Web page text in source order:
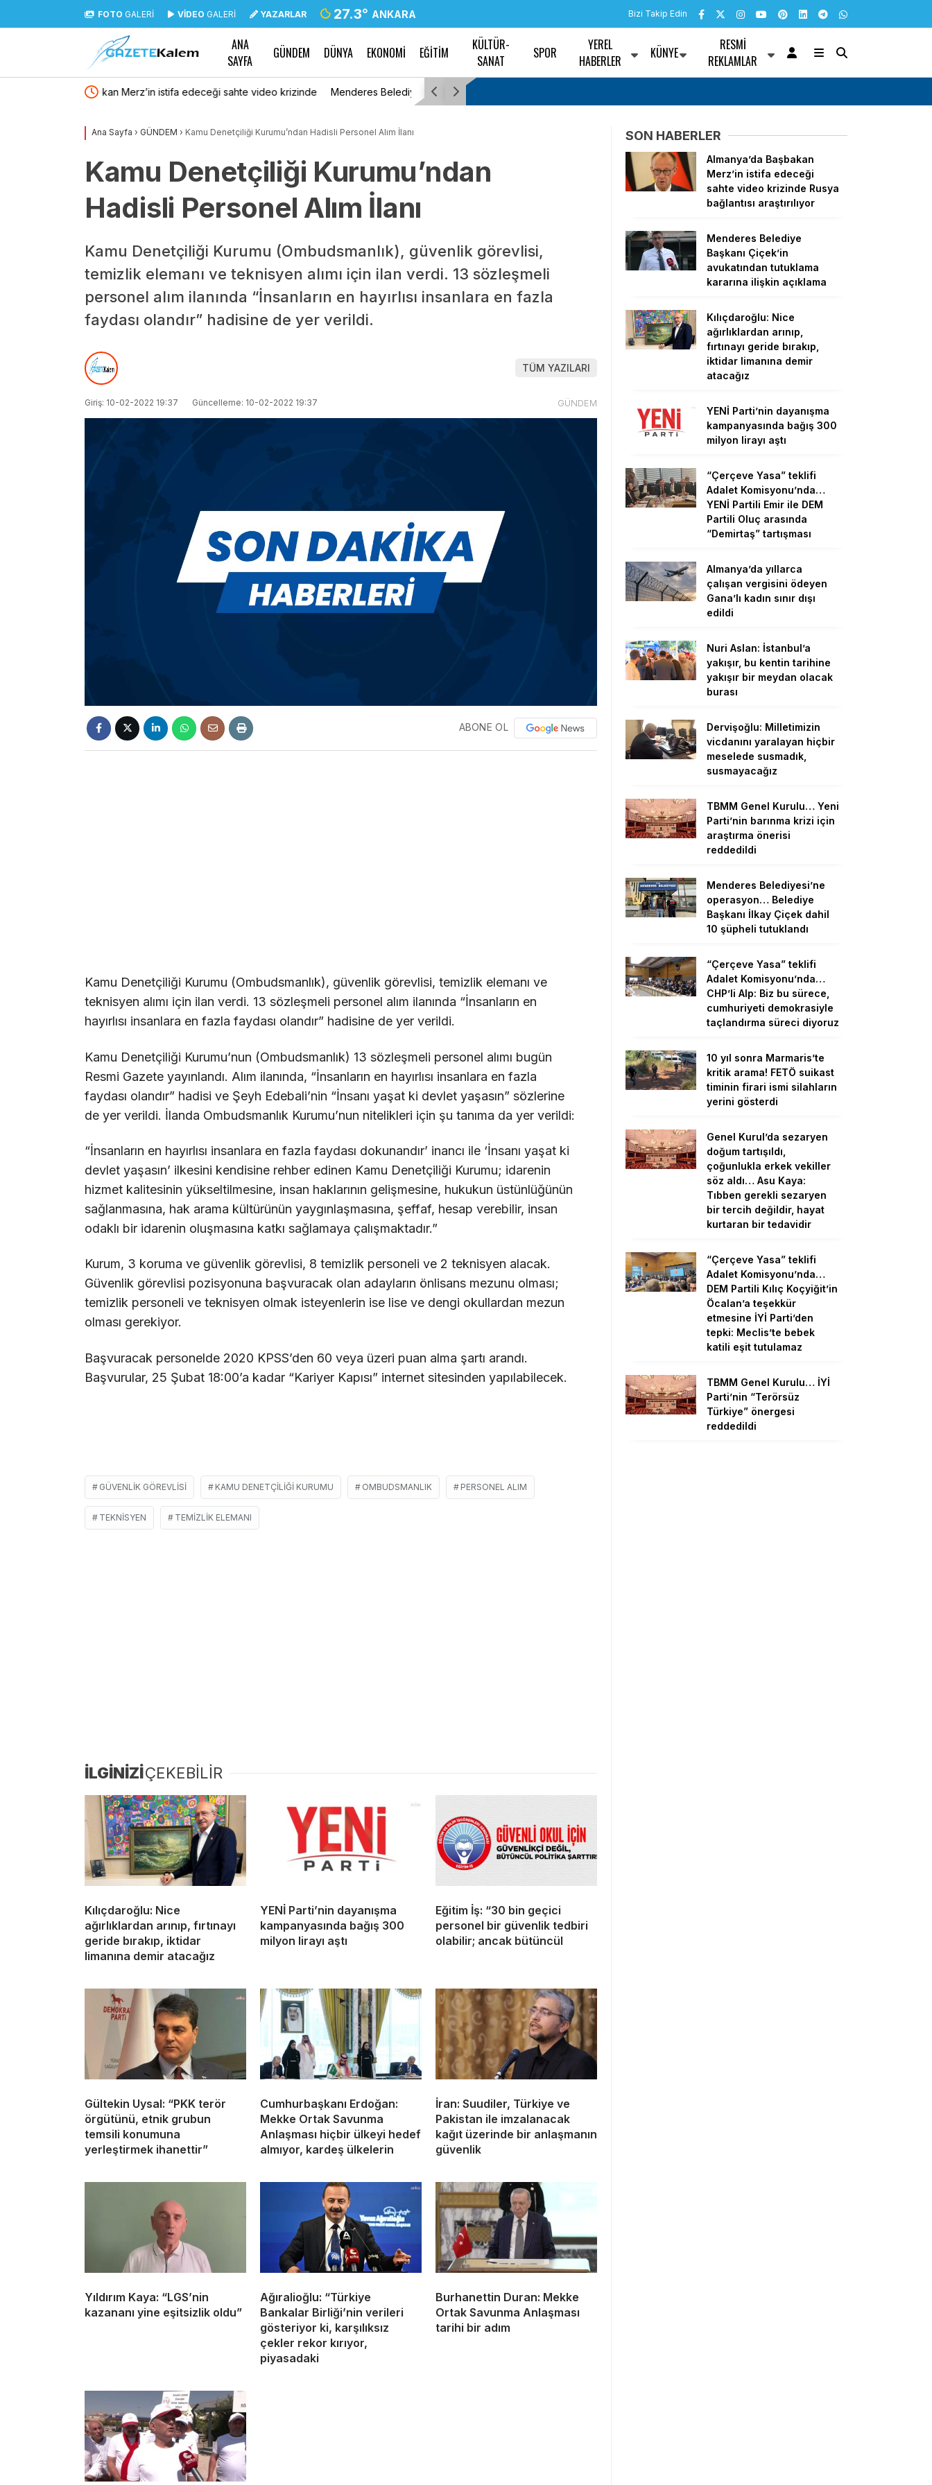
FOTO GALERİ VİDEO GALERİ YAZARLAR 27.3° ANKARA Bizi Takip Edin
ANA
SAYFA
GÜNDEM DÜNYA EKONOMİ EĞİTİM
KÜLTÜR-
SANAT
SPOR
YEREL
HABERLER
KÜNYE
RESMI
REKLAMLAR
video krizinde Menderes Belediye Başkanı Çiçek’in avukatından tutuklama Kılıçdaroğlu: Nice ağırlıklardan arınıp, fırtınayı geride bırakıp, iktidar
Ana Sayfa › GÜNDEM › Kamu Denetçiliği Kurumu’ndan Hadisli Personel Alım İlanı
Kamu Denetçiliği Kurumu’ndan
Hadisli Personel Alım İlanı
Kamu Denetçiliği Kurumu (Ombudsmanlık), güvenlik görevlisi,
temizlik elemanı ve teknisyen alımı için ilan verdi. 13 sözleşmeli
personel alım ilanında “İnsanların en hayırlısı insanlara en fazla
faydası olandır” hadisine de yer verildi.
TÜM YAZILARI
Giriş: 10-02-2022 19:37 Güncelleme: 10-02-2022 19:37 GÜNDEM
ABONE OL
Kamu Denetçiliği Kurumu (Ombudsmanlık), güvenlik görevlisi, temizlik elemanı ve
teknisyen alımı için ilan verdi. 13 sözleşmeli personel alım ilanında “İnsanların en
hayırlısı insanlara en fazla faydası olandır” hadisine de yer verildi.
Kamu Denetçiliği Kurumu’nun (Ombudsmanlık) 13 sözleşmeli personel alımı bugün
Resmi Gazete yayınlandı. Alım ilanında, “İnsanların en hayırlısı insanlara en fazla
faydası olandır” hadisi ve Şeyh Edebali’nin “İnsanı yaşat ki devlet yaşasın” sözlerine
de yer verildi. İlanda Ombudsmanlık Kurumu’nun nitelikleri için şu tanıma da yer verildi:
“İnsanların en hayırlısı insanlara en fazla faydası dokunandır’ inancı ile ‘İnsanı yaşat ki
devlet yaşasın’ ilkesini kendisine rehber edinen Kamu Denetçiliği Kurumu; idarenin
hizmet kalitesinin yükseltilmesine, insan haklarının gelişmesine, hukukun üstünlüğünün
sağlanmasına, hak arama kültürünün yaygınlaşmasına, şeffaf, hesap verebilir, insan
odaklı bir idarenin oluşmasına katkı sağlamaya çalışmaktadır.”
Kurum, 3 koruma ve güvenlik görevlisi, 8 temizlik personeli ve 2 teknisyen alacak.
Güvenlik görevlisi pozisyonuna başvuracak olan adayların önlisans mezunu olması;
temizlik personeli ve teknisyen olmak isteyenlerin ise lise ve dengi okullardan mezun
olması gerekiyor.
Başvuracak personelde 2020 KPSS’den 60 veya üzeri puan alma şartı arandı.
Başvurular, 25 Şubat 18:00’a kadar “Kariyer Kapısı” internet sitesinden yapılabilecek.
GÜVENLIK GÖREVLISI KAMU DENETÇILIĞI KURUMU OMBUDSMANLIK PERSONEL ALIM
TEKNISYEN TEMIZLIK ELEMANI
İLGİNİZİÇEKEBİLİR
Kılıçdaroğlu: Nice
ağırlıklardan arınıp, fırtınayı
geride bırakıp, iktidar
limanına demir atacağız
YENİ Parti’nin dayanışma
kampanyasında bağış 300
milyon lirayı aştı
Eğitim İş: “30 bin geçici
personel bir güvenlik tedbiri
olabilir; ancak bütüncül
Gültekin Uysal: “PKK terör
örgütünü, etnik grubun
temsili konumuna
yerleştirmek ihanettir”
Cumhurbaşkanı Erdoğan:
Mekke Ortak Savunma
Anlaşması hiçbir ülkeyi hedef
almıyor, kardeş ülkelerin
İran: Suudiler, Türkiye ve
Pakistan ile imzalanacak
kağıt üzerinde bir anlaşmanın
güvenlik
Yıldırım Kaya: “LGS’nin
kazananı yine eşitsizlik oldu”
Ağıralioğlu: “Türkiye
Bankalar Birliği’nin verileri
gösteriyor ki, karşılıksız
çekler rekor kırıyor,
piyasadaki
Burhanettin Duran: Mekke
Ortak Savunma Anlaşması
tarihi bir adım
SON HABERLER
Almanya’da Başbakan
Merz’in istifa edeceği
sahte video krizinde Rusya
bağlantısı araştırılıyor
Menderes Belediye
Başkanı Çiçek’in
avukatından tutuklama
kararına ilişkin açıklama
Kılıçdaroğlu: Nice
ağırlıklardan arınıp,
fırtınayı geride bırakıp,
iktidar limanına demir
atacağız
YENİ Parti’nin dayanışma
kampanyasında bağış 300
milyon lirayı aştı
“Çerçeve Yasa” teklifi
Adalet Komisyonu’nda…
YENİ Partili Emir ile DEM
Partili Oluç arasında
“Demirtaş” tartışması
Almanya’da yıllarca
çalışan vergisini ödeyen
Gana’lı kadın sınır dışı
edildi
Nuri Aslan: İstanbul’a
yakışır, bu kentin tarihine
yakışır bir meydan olacak
burası
Dervişoğlu: Milletimizin
vicdanını yaralayan hiçbir
meselede susmadık,
susmayacağız
TBMM Genel Kurulu… Yeni
Parti’nin barınma krizi için
araştırma önerisi
reddedildi
Menderes Belediyesi’ne
operasyon… Belediye
Başkanı İlkay Çiçek dahil
10 şüpheli tutuklandı
“Çerçeve Yasa” teklifi
Adalet Komisyonu’nda…
CHP’li Alp: Biz bu sürece,
cumhuriyeti demokrasiyle
taçlandırma süreci diyoruz
10 yıl sonra Marmaris’te
kritik arama! FETÖ suikast
timinin firari ismi silahların
yerini gösterdi
Genel Kurul’da sezaryen
doğum tartışıldı,
çoğunlukla erkek vekiller
söz aldı… Asu Kaya:
Tıbben gerekli sezaryen
bir tercih değildir, hayat
kurtaran bir tedavidir
“Çerçeve Yasa” teklifi
Adalet Komisyonu’nda…
DEM Partili Kılıç Koçyiğit’in
Öcalan’a teşekkür
etmesine İYİ Parti’den
tepki: Meclis’te bebek
katili eşit tutulamaz
TBMM Genel Kurulu… İYİ
Parti’nin “Terörsüz
Türkiye” önergesi
reddedildi